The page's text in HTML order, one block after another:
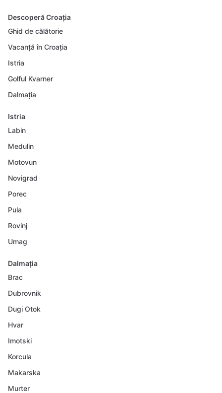
Descoperă Croația
Ghid de călătorie
Vacanță în Croația
Istria
Golful Kvarner
Dalmația
Istria
Labin
Medulin
Motovun
Novigrad
Porec
Pula
Rovinj
Umag
Dalmația
Brac
Dubrovnik
Dugi Otok
Hvar
Imotski
Korcula
Makarska
Murter